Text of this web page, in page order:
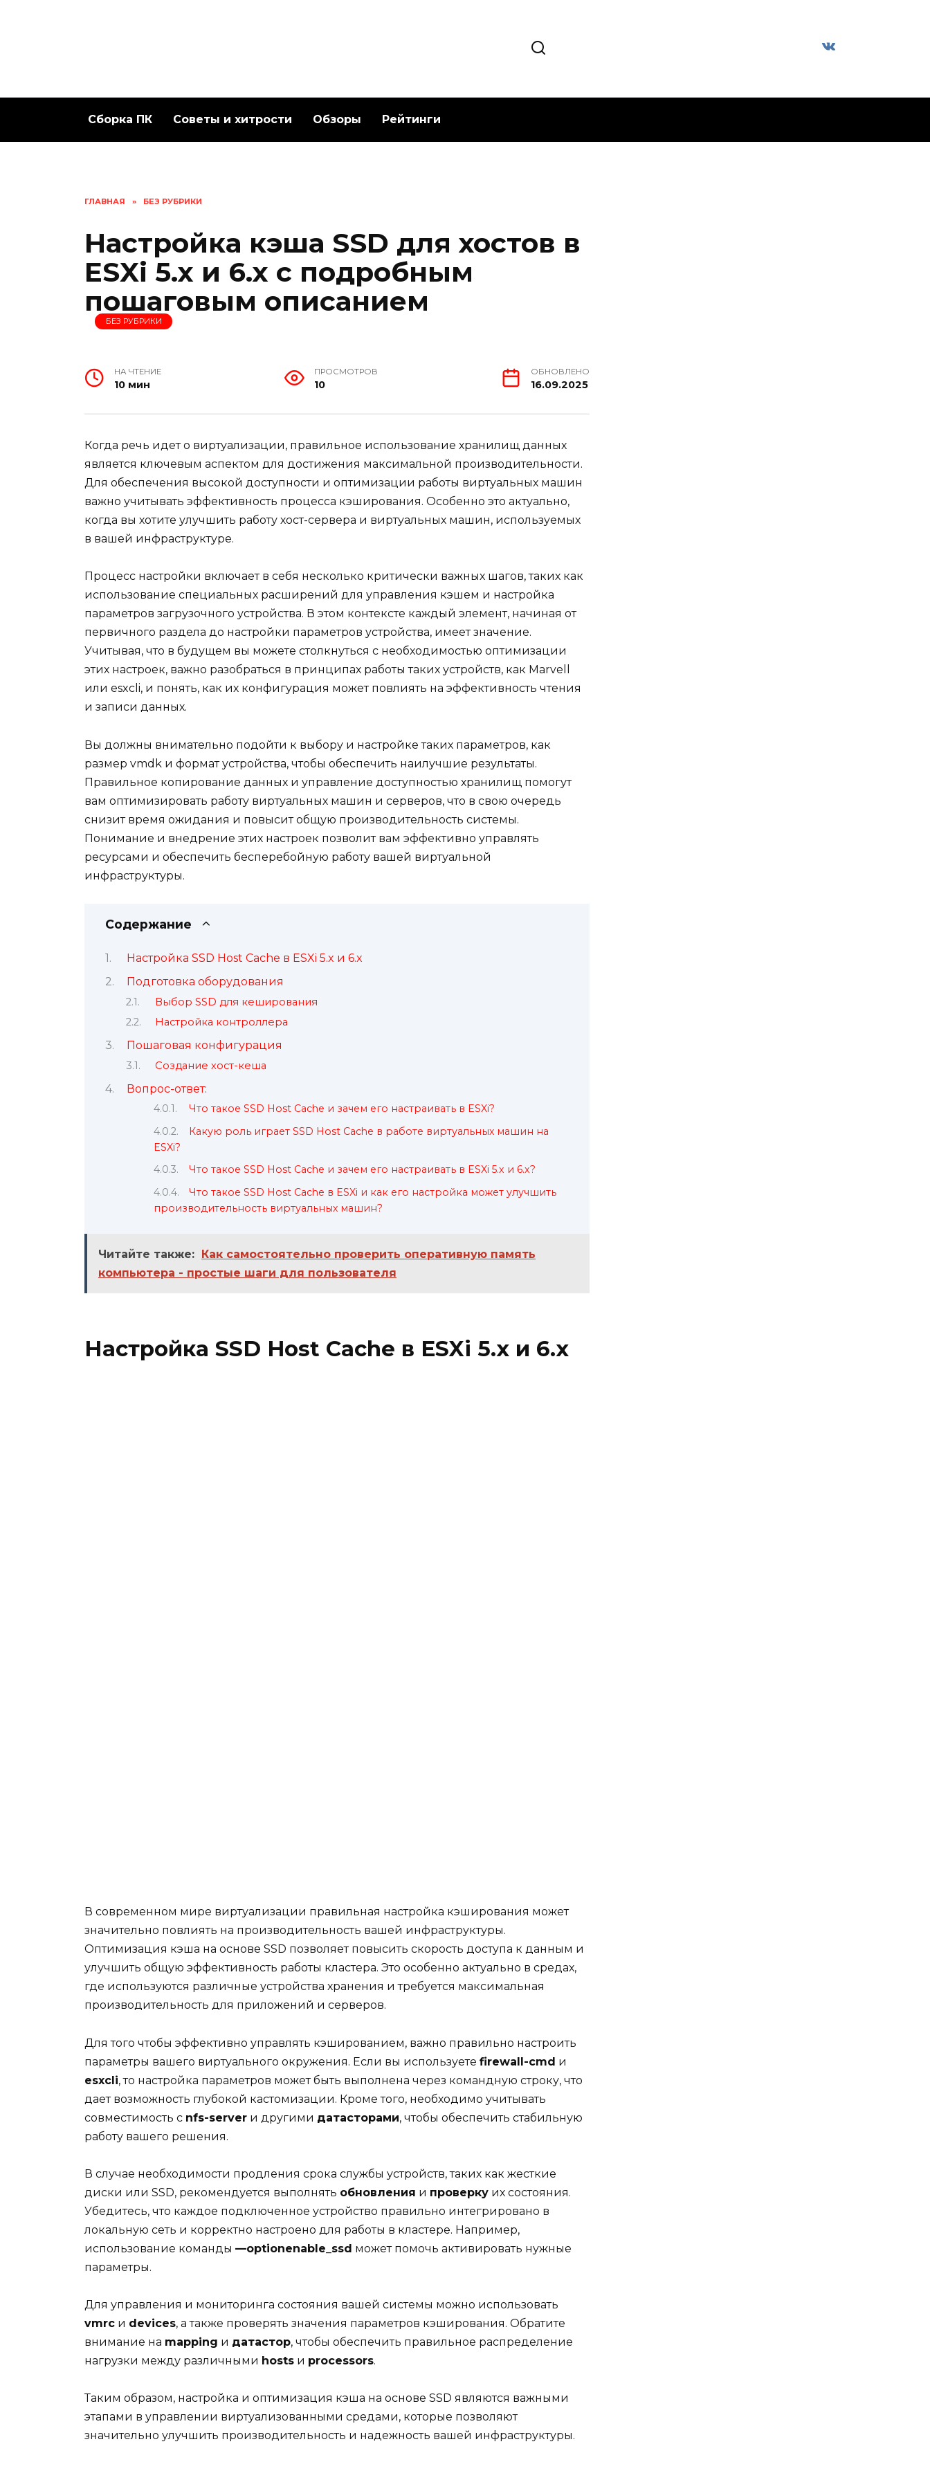
Сборка ПК Советы и хитрости Обзоры Рейтинги
ГЛАВНАЯ » БЕЗ РУБРИКИ
Настройка кэша SSD для хостов в
ESXi 5.x и 6.x с подробным
пошаговым описанием
БЕЗ РУБРИКИ
НА ЧТЕНИЕ
10 мин
ПРОСМОТРОВ
10
ОБНОВЛЕНО
16.09.2025
Когда речь идет о виртуализации, правильное использование хранилищ данных
является ключевым аспектом для достижения максимальной производительности.
Для обеспечения высокой доступности и оптимизации работы виртуальных машин
важно учитывать эффективность процесса кэширования. Особенно это актуально,
когда вы хотите улучшить работу хост-сервера и виртуальных машин, используемых
в вашей инфраструктуре.
Процесс настройки включает в себя несколько критически важных шагов, таких как
использование специальных расширений для управления кэшем и настройка
параметров загрузочного устройства. В этом контексте каждый элемент, начиная от
первичного раздела до настройки параметров устройства, имеет значение.
Учитывая, что в будущем вы можете столкнуться с необходимостью оптимизации
этих настроек, важно разобраться в принципах работы таких устройств, как Marvell
или esxcli, и понять, как их конфигурация может повлиять на эффективность чтения
и записи данных.
Вы должны внимательно подойти к выбору и настройке таких параметров, как
размер vmdk и формат устройства, чтобы обеспечить наилучшие результаты.
Правильное копирование данных и управление доступностью хранилищ помогут
вам оптимизировать работу виртуальных машин и серверов, что в свою очередь
снизит время ожидания и повысит общую производительность системы.
Понимание и внедрение этих настроек позволит вам эффективно управлять
ресурсами и обеспечить бесперебойную работу вашей виртуальной
инфраструктуры.
Содержание
Настройка SSD Host Cache в ESXi 5.x и 6.x
Подготовка оборудования
Выбор SSD для кеширования
Настройка контроллера
Пошаговая конфигурация
Создание хост-кеша
Вопрос-ответ:
Что такое SSD Host Cache и зачем его настраивать в ESXi?
Какую роль играет SSD Host Cache в работе виртуальных машин на
ESXi?
Что такое SSD Host Cache и зачем его настраивать в ESXi 5.x и 6.x?
Что такое SSD Host Cache в ESXi и как его настройка может улучшить
производительность виртуальных машин?
Читайте также: Как самостоятельно проверить оперативную память
компьютера - простые шаги для пользователя
Настройка SSD Host Cache в ESXi 5.x и 6.x
В современном мире виртуализации правильная настройка кэширования может
значительно повлиять на производительность вашей инфраструктуры.
Оптимизация кэша на основе SSD позволяет повысить скорость доступа к данным и
улучшить общую эффективность работы кластера. Это особенно актуально в средах,
где используются различные устройства хранения и требуется максимальная
производительность для приложений и серверов.
Для того чтобы эффективно управлять кэшированием, важно правильно настроить
параметры вашего виртуального окружения. Если вы используете firewall-cmd и
esxcli, то настройка параметров может быть выполнена через командную строку, что
дает возможность глубокой кастомизации. Кроме того, необходимо учитывать
совместимость с nfs-server и другими датасторами, чтобы обеспечить стабильную
работу вашего решения.
В случае необходимости продления срока службы устройств, таких как жесткие
диски или SSD, рекомендуется выполнять обновления и проверку их состояния.
Убедитесь, что каждое подключенное устройство правильно интегрировано в
локальную сеть и корректно настроено для работы в кластере. Например,
использование команды —optionenable_ssd может помочь активировать нужные
параметры.
Для управления и мониторинга состояния вашей системы можно использовать
vmrc и devices, а также проверять значения параметров кэширования. Обратите
внимание на mapping и датастор, чтобы обеспечить правильное распределение
нагрузки между различными hosts и processors.
Таким образом, настройка и оптимизация кэша на основе SSD являются важными
этапами в управлении виртуализованными средами, которые позволяют
значительно улучшить производительность и надежность вашей инфраструктуры.